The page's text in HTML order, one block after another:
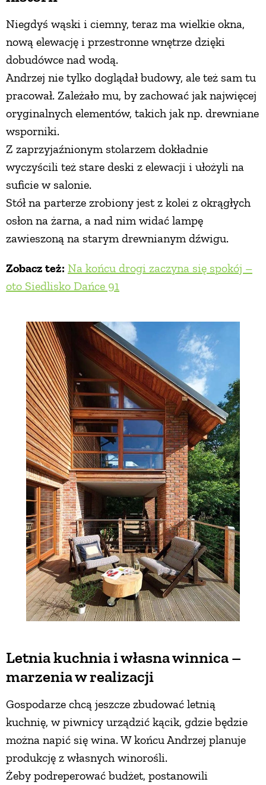
Niegdyś wąski i ciemny, teraz ma wielkie okna,
nową elewację i przestronne wnętrze dzięki
dobudówce nad wodą.
Andrzej nie tylko doglądał budowy, ale też sam tu
pracował. Zależało mu, by zachować jak najwięcej
oryginalnych elementów, takich jak np. drewniane
wsporniki.
Z zaprzyjaźnionym stolarzem dokładnie
wyczyścili też stare deski z elewacji i ułożyli na
suficie w salonie.
Stół na parterze zrobiony jest z kolei z okrągłych
osłon na żarna, a nad nim widać lampę
zawieszoną na starym drewnianym dźwigu.
Zobacz też: Na końcu drogi zaczyna się spokój –
oto Siedlisko Dańce 91
Letnia kuchnia i własna winnica –
marzenia w realizacji
Gospodarze chcą jeszcze zbudować letnią
kuchnię, w piwnicy urządzić kącik, gdzie będzie
można napić się wina. W końcu Andrzej planuje
produkcję z własnych winorośli.
Żeby podreperować budżet, postanowili